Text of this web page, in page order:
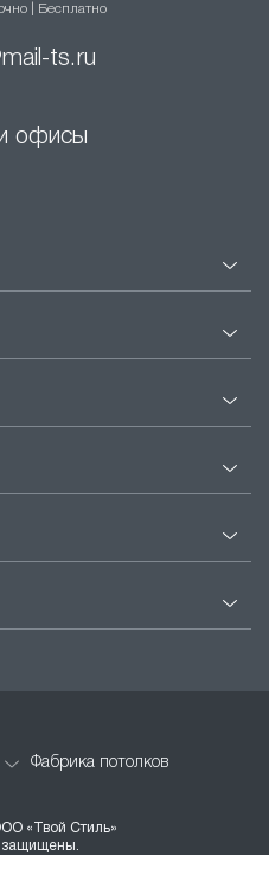
| Бесплатно
ts.ru
офисы
Фабрика потолков
«Твой Стиль»
защищены.